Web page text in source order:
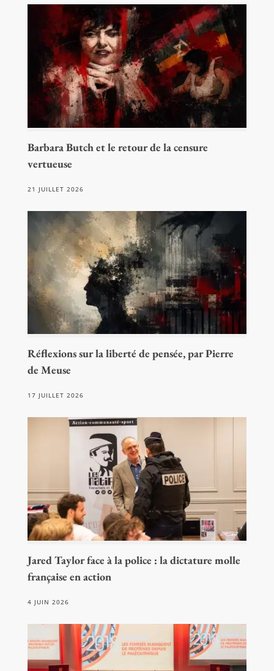
Barbara Butch et le retour de la censure
vertueuse
21 JUILLET 2026
Réflexions sur la liberté de pensée, par Pierre
de Meuse
17 JUILLET 2026
Jared Taylor face à la police : la dictature molle
française en action
4 JUIN 2026